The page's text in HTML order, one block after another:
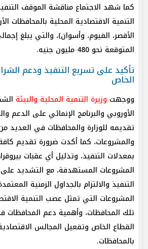
كما شهد الاجتماع مناقشة الموقف
التنمية الاقتصادية المحلية بالمحافظات
الأقصر، الفيوم، وأسوان)، والتي يبلغ
المتوقعة نحو 480 مليون جنيه.
تأكيد على تسريع التنفيذ ودعم
الخاص
ووجهت وزيرة التنمية المحلية والبيئة
الأوروبي والبرنامج الإنمائي على الدعم
تقديمه للوزارة والمحافظات في العديد
والمشروعات، كما أكدت ضرورة تقديم
بمعدلات التنفيذ، وتذليل أي عقبات
المشروعات المستهدفة، مع التشديد
التنفيذ والالتزام بالجداول الزمنية
المشروعات التي تمثل عصب التنمية
تلك المحافظات، وأهمية دعم المحافظات
القطاع الخاص وتفعيل المجالس
بالمحافظات.